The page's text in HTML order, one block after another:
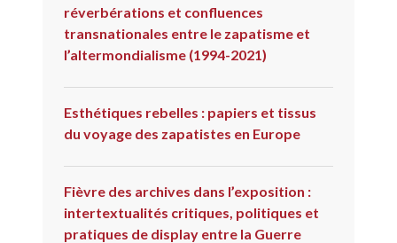
réverbérations et confluences
transnationales entre le zapatisme et
l’altermondialisme (1994-2021)
Esthétiques rebelles : papiers et tissus
du voyage des zapatistes en Europe
Fièvre des archives dans l’exposition :
intertextualités critiques, politiques et
pratiques de display entre la Guerre